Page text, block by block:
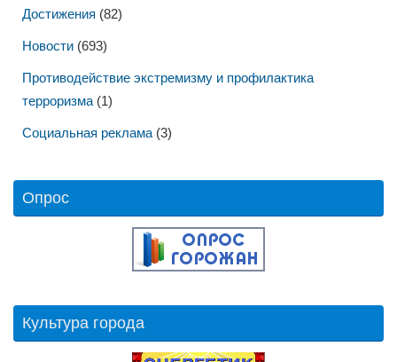
Достижения (82)
Новости (693)
Противодействие экстремизму и профилактика
терроризма (1)
Социальная реклама (3)
Опрос
Культура города